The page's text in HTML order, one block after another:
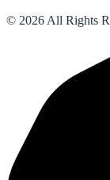
© 2026 All Rights